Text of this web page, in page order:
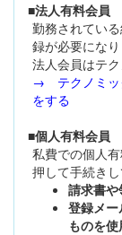
■法人有料会員
勤務されてい
録が必要になり
法人会員はテ
→ テクノミッ
をする
■個人有料会員
私費での個人
押して手続きし
請求書や
登録メ
ものを使